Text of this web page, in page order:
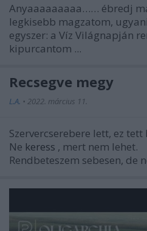
Anyaaaaaaaaa…… ébredj
legkisebb magzatom,
egyszer: a Víz Világnapján
kipurcantom ...
Recsegve megy
L.A. • 2022. március 11.
Szervercserebere lett, ez
Ne keress , mert nem lehet.
Rendbeteszem sebesen, de